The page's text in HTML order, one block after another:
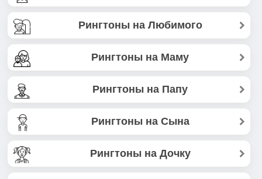
Рингтоны на Любимого
Рингтоны на Маму
Рингтоны на Папу
Рингтоны на Сына
Рингтоны на Дочку